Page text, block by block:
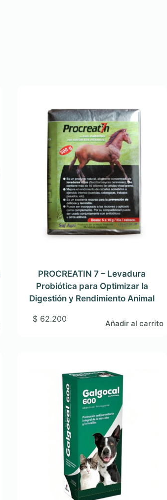
PROCREATIN 7 – Levadura
Probiótica para Optimizar la
Digestión y Rendimiento Animal
$62.200 Añadir al carrito